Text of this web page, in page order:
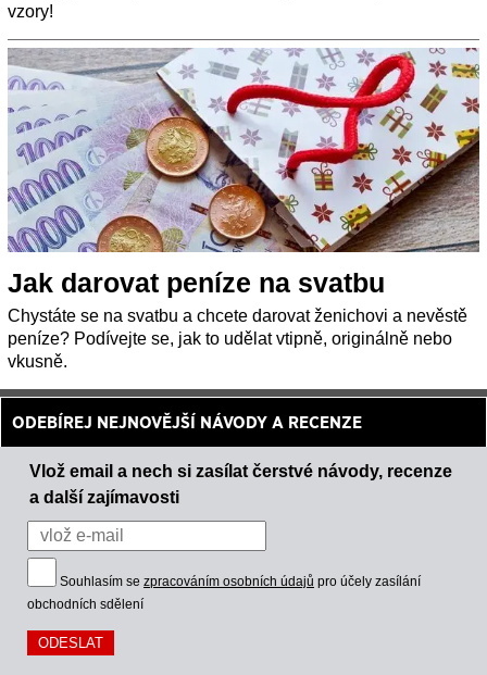
vzory!
Jak darovat peníze na svatbu
Chystáte se na svatbu a chcete darovat ženichovi a nevěstě
peníze? Podívejte se, jak to udělat vtipně, originálně nebo
vkusně.
ODEBÍREJ NEJNOVĚJŠÍ NÁVODY A RECENZE
Vlož email a nech si zasílat čerstvé návody, recenze
a další zajímavosti
Souhlasím se zpracováním osobních údajů pro účely zasílání
obchodních sdělení